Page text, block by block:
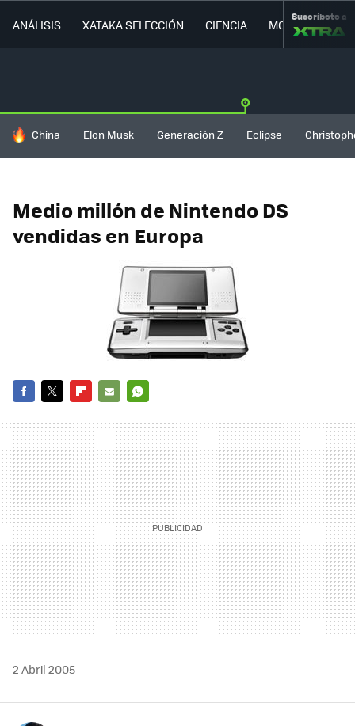
ANÁLISIS XATAKA SELECCIÓN CIENCIA MOVILIDAD
Suscríbete a
HOY SE HABLA DE
China Elon Musk Generación Z Eclipse
Medio millón de Nintendo DS
vendidas en Europa
MAIL
2 Abril 2005